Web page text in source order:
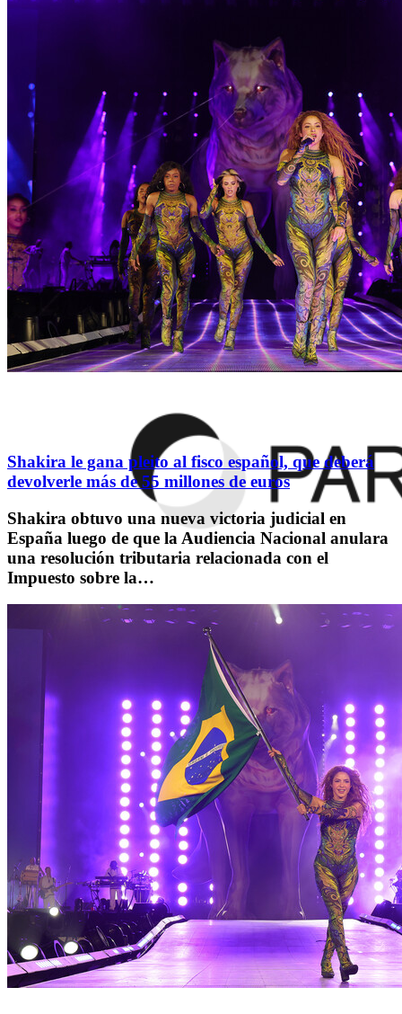
Shakira le gana pleito al fisco español, que deberá
devolverle más de 55 millones de euros
Shakira obtuvo una nueva victoria judicial en
España luego de que la Audiencia Nacional anulara
una resolución tributaria relacionada con el
Impuesto sobre la…